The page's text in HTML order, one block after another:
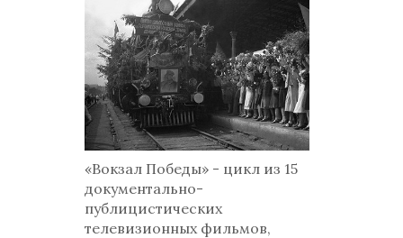
«Вокзал Победы» - цикл из 15
документально-
публицистических
телевизионных фильмов,